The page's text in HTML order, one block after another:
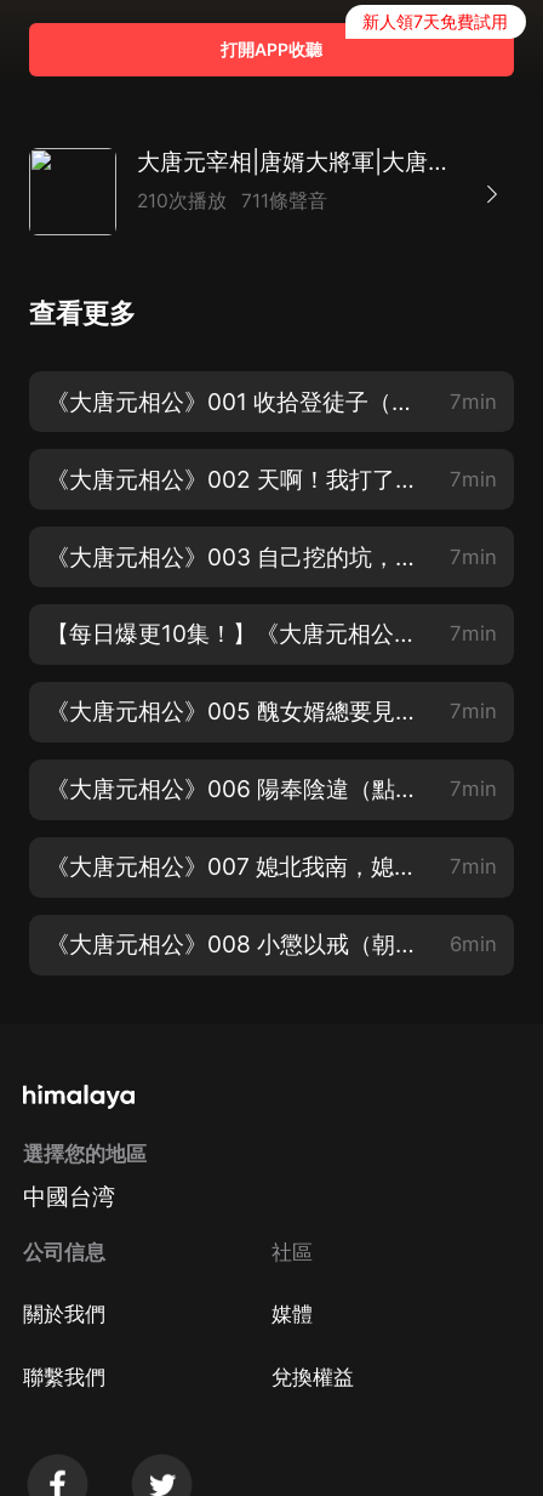
啦）
打開APP收聽
新人領7天免費試用
大唐元宰相|唐婿大將軍|大唐元相公|權謀戰爭
210次播放 711條聲音
查看更多
《大唐元相公》001 收拾登徒子（新書上架，求訂閱、分享、點讚、評論、五星好評！） 7min
《大唐元相公》002 天啊！我打了自己的大舅子（加活動群，主播發紅包啦！） 7min
《大唐元相公》003 自己挖的坑，含淚也要忍住（劇情緊湊，入坑不虧，歡迎訂閱收聽！） 7min
【每日爆更10集！】《大唐元相公》004 敢惹我？我打！（優質評論抽獎送紅包啦） 7min
《大唐元相公》005 醜女婿總要見嶽父母（五星好評抽獎送紅包呦） 7min
《大唐元相公》006 陽奉陰違（點讚點讚求點讚） 7min
《大唐元相公》007 媳北我南，媳進我退（好書期待您的分享） 7min
《大唐元相公》008 小懲以戒（朝堂，江湖，戰爭，精彩無限） 6min
選擇您的地區
中國台湾
公司信息
關於我們
聯繫我們
社區
媒體
兌換權益